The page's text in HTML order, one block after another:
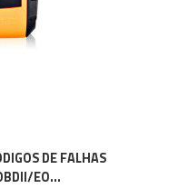
DE FALHAS
EO...